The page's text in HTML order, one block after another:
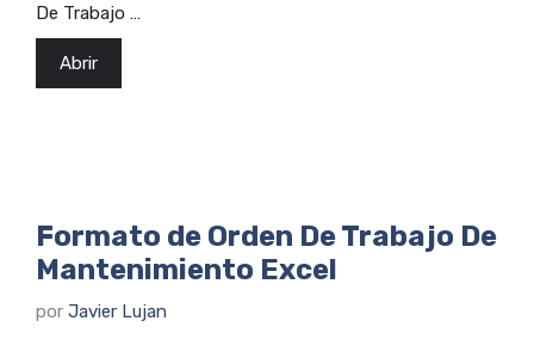
De Trabajo …
Abrir
Formato de Orden De Trabajo De
Mantenimiento Excel
por Javier Lujan